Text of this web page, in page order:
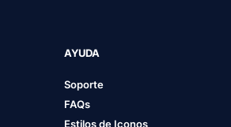
AYUDA
Soporte
FAQs
Estilos de Iconos